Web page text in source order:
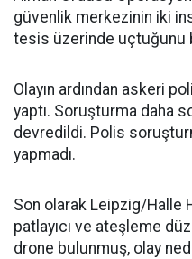
güvenlik merkezinin iki
tesis üzerinde uçtuğunu
Olayın ardından askeri
yaptı. Soruşturma daha
devredildi. Polis
yapmadı.
Son olarak Leipzig/Halle
patlayıcı ve ateşleme
drone bulunmuş, olay